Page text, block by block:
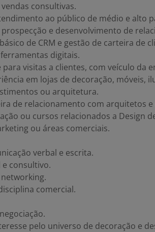
consultivas.
ao público de médio e alto
prospecção e desenvolvimento de
de CRM e gestão de carteira de
digitais.
visitas a clientes, com veículo da
em lojas de decoração, móveis,
ou arquitetura.
de relacionamento com arquitetos e
ou cursos relacionados a Design
ou áreas comerciais.
verbal e escrita.
consultivo.
comercial.
pelo universo de decoração e